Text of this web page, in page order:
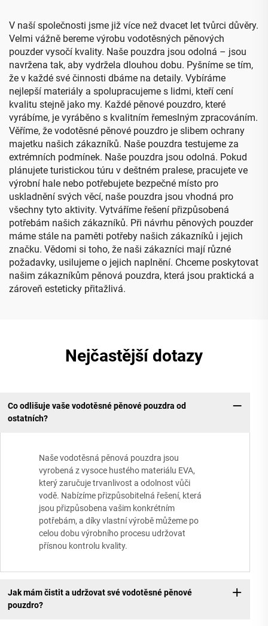
V naší společnosti jsme již více než dvacet let tvůrci důvěry.
Velmi vážně bereme výrobu vodotěsných pěnových
pouzder vysočí kvality. Naše pouzdra jsou odolná – jsou
navržena tak, aby vydržela dlouhou dobu. Pyšníme se tím,
že v každé své činnosti dbáme na detaily. Vybíráme
nejlepší materiály a spolupracujeme s lidmi, kteří cení
kvalitu stejně jako my. Každé pěnové pouzdro, které
vyrábíme, je vyráběno s kvalitním řemeslným zpracováním.
Věříme, že vodotěsné pěnové pouzdro je slibem ochrany
majetku našich zákazníků. Naše pouzdra testujeme za
extrémních podmínek. Naše pouzdra jsou odolná. Pokud
plánujete turistickou túru v deštném pralese, pracujete ve
výrobní hale nebo potřebujete bezpečné místo pro
uskladnění svých věcí, naše pouzdra jsou vhodná pro
všechny tyto aktivity. Vytváříme řešení přizpůsobená
potřebám našich zákazníků. Při návrhu pěnových pouzder
máme stále na paměti potřeby našich zákazníků i jejich
značku. Vědomi si toho, že naši zákazníci mají různé
požadavky, usilujeme o jejich naplnění. Chceme poskytovat
našim zákazníkům pěnová pouzdra, která jsou praktická a
zároveň esteticky přitažlivá.
Nejčastější dotazy
Co odlišuje vaše vodotěsné pěnové pouzdra od
ostatních?
Naše vodotěsná pěnová pouzdra jsou
vyrobená z vysoce hustého materiálu EVA,
který zaručuje trvanlivost a odolnost vůči
vodě. Nabízíme přizpůsobitelná řešení, která
jsou přizpůsobena vašim konkrétním
potřebám, a díky vlastní výrobě můžeme po
celou dobu výrobního procesu udržovat
přísnou kontrolu kvality.
Jak mám čistit a udržovat své vodotěsné pěnové
pouzdro?